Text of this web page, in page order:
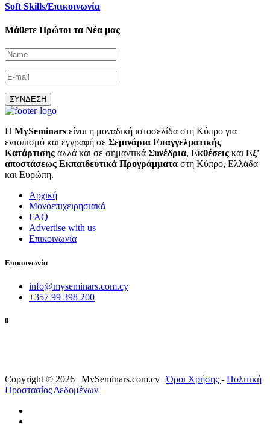
Soft Skills/Επικοινωνία
Μάθετε Πρώτοι τα Νέα μας
ΣΥΝΔΕΣΗ
Η MySeminars είναι η μοναδική ιστοσελίδα στη Κύπρο για
εντοπισμό και εγγραφή σε Σεμινάρια Επαγγελματικής
Κατάρτισης αλλά και σε σημαντικά Συνέδρια, Εκθέσεις και Εξ'
αποστάσεως Εκπαιδευτικά Προγράμματα στη Κύπρο, Ελλάδα
και Ευρώπη.
Αρχική
Μονοεπιχειρησιακά
FAQ
Advertise with us
Επικοινωνία
Επικοινωνία
info@myseminars.com.cy
+357 99 398 200
0
Copyright © 2026 | MySeminars.com.cy |Όροι Χρήσης - Πολιτική
Προστασίας Δεδομένων